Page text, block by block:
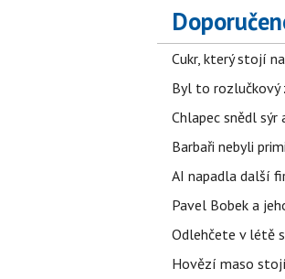
Cukr, který stojí
Byl to rozlučkový
Chlapec snědl
Barbaři nebyli
AI napadla další
Pavel Bobek a
Odlehčete v létě
Hovězí maso